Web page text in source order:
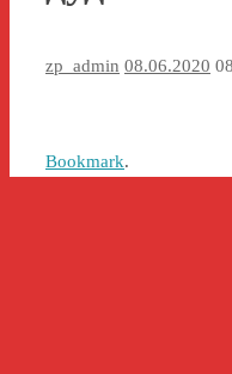
zp_admin 08.06.2020
Bookmark.